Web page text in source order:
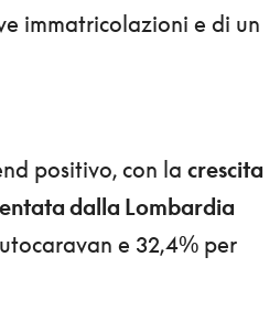
immatricolazioni e di un
positivo, con la crescita
dalla Lombardia
e 32,4% per